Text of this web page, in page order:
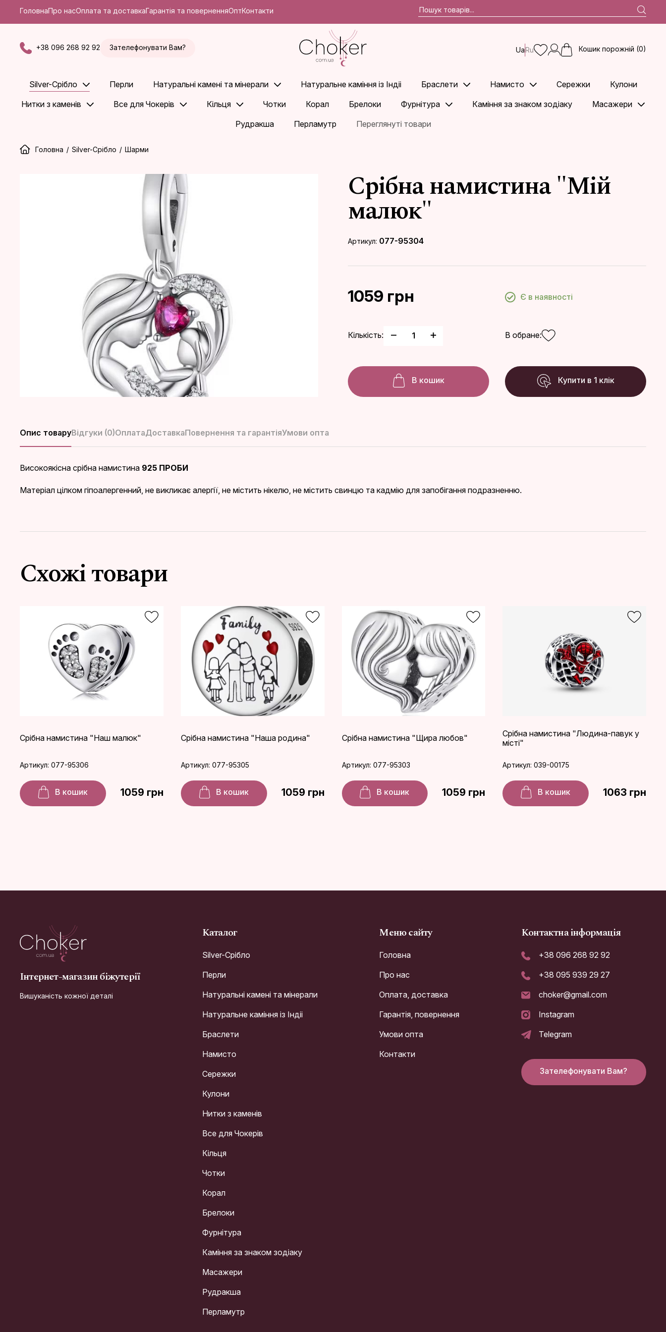
ГоловнаПро насОплата та доставкаГарантія та поверненняОптКонтакти
+38 096 268 92 92 Зателефонувати Вам? UaRu Кошик порожній (0)
Silver-Срібло Перли Натуральні камені та мінерали Натуральне каміння із Індіі Браслети Намисто Сережки
Кулони
Нитки з каменів
Все для Чокерів Кільця Чотки Корал Брелоки Фурнітура Каміння за знаком зодіаку
Масажери
Рудракша
Перламутр Переглянуті товари
Головна / Silver-Срібло / Шарми
Срібна намистина "Мій
малюк"
Артикул: 077-95304
1059 грн Є в наявності
Кількість: В обране:
В кошик Купити в 1 клік
Опис товаруВідгуки (0)ОплатаДоставкаПовернення та гарантіяУмови опта
Високоякісна срібна намистина 925 ПРОБИ
Матеріал цілком гіпоалергенний, не викликає алергії, не містить нікелю, не містить свинцю та кадмію для запобігання подразненню.
Схожі товари
Срібна намистина "Наш малюк"
Артикул: 077-95306
В кошик 1059 грн
Срібна намистина "Наша родина"
Артикул: 077-95305
В кошик 1059 грн
Срібна намистина "Щира любов"
Артикул: 077-95303
В кошик 1059 грн
Срібна намистина "Людина-павук у
місті"
Артикул: 039-00175
В кошик 1063 грн
Інтернет-магазин біжутерії
Вишуканість кожної деталі
Каталог
Silver-Срібло
Перли
Натуральні камені та мінерали
Натуральне каміння із Індіі
Браслети
Намисто
Сережки
Кулони
Нитки з каменів
Все для Чокерів
Кільця
Чотки
Корал
Брелоки
Фурнітура
Каміння за знаком зодіаку
Масажери
Рудракша
Перламутр
Меню сайту
Головна
Про нас
Оплата, доставка
Гарантія, повернення
Умови опта
Контакти
Контактна інформація
+38 096 268 92 92
+38 095 939 29 27
choker@gmail.com
Instagram
Telegram
Зателефонувати Вам?